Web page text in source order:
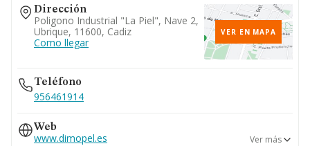
Dirección
Poligono Industrial "la Piel", Nave 2,
Ubrique, 11600, Cadiz
Como llegar
VER EN MAPA
Teléfono
956461914
Web
www.dimopel.es Ver más